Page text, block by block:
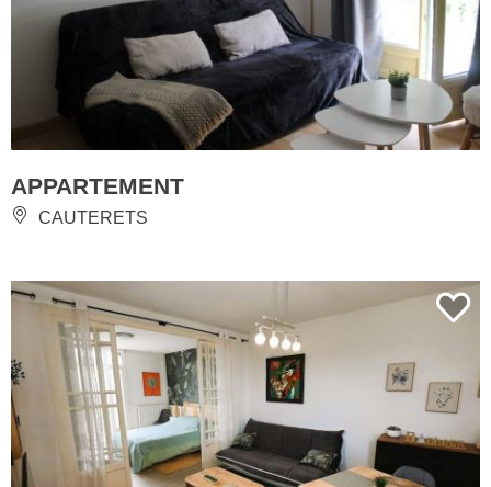
APPARTEMENT
CAUTERETS